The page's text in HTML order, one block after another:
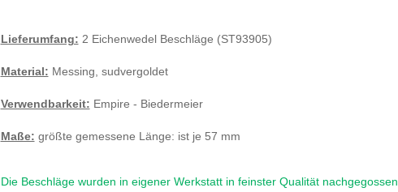
Lieferumfang: 2 Eichenwedel Beschläge (ST93905)
Material: Messing, sudvergoldet
Verwendbarkeit: Empire - Biedermeier
Maße: größte gemessene Länge: ist je 57 mm
Die Beschläge wurden in eigener Werkstatt in feinster Qualität nachgegossen